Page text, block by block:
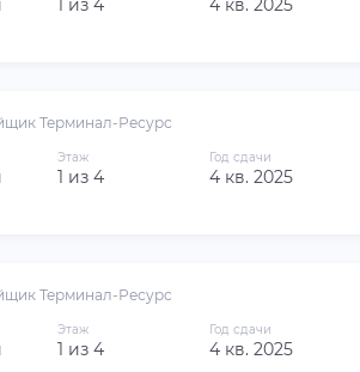
1 из 4 4 кв. 2025
Терминал-Ресурс
Этаж
1 из 4
Год сдачи
4 кв. 2025
Терминал-Ресурс
Этаж
1 из 4
Год сдачи
4 кв. 2025